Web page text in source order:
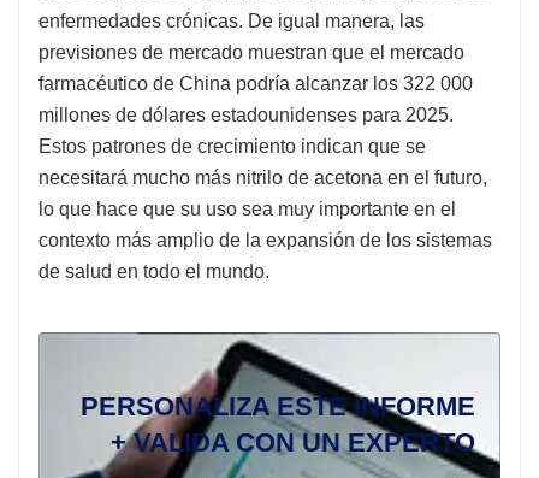
enfermedades crónicas. De igual manera, las
previsiones de mercado muestran que el mercado
farmacéutico de China podría alcanzar los 322 000
millones de dólares estadounidenses para 2025.
Estos patrones de crecimiento indican que se
necesitará mucho más nitrilo de acetona en el futuro,
lo que hace que su uso sea muy importante en el
contexto más amplio de la expansión de los sistemas
de salud en todo el mundo.
PERSONALIZA ESTE INFORME
+ VALIDA CON UN EXPERTO